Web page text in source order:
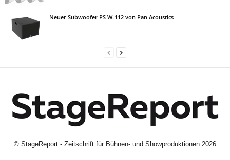
Neuer Subwoofer PS W-112 von Pan Acoustics
© StageReport - Zeitschrift für Bühnen- und Showproduktionen 2026